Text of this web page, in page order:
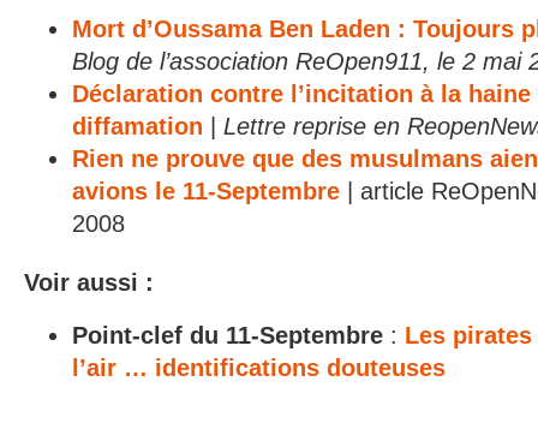
Mort d’Oussama Ben Laden : Toujours
Blog de l’association ReOpen911, le 2 mai
Déclaration contre l’incitation à la
diffamation
Lettre reprise en
Rien ne prouve que des musulmans
avions le 11-Septembre | article
2008
Voir aussi :
Point-clef du 11-Septembre : Les pirates
l’air … identifications douteuses